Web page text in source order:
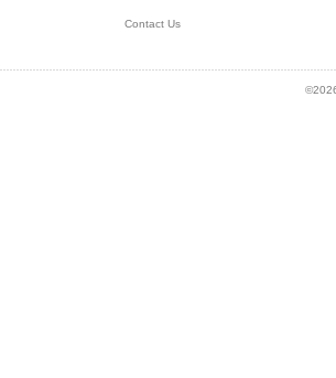
Contact Us